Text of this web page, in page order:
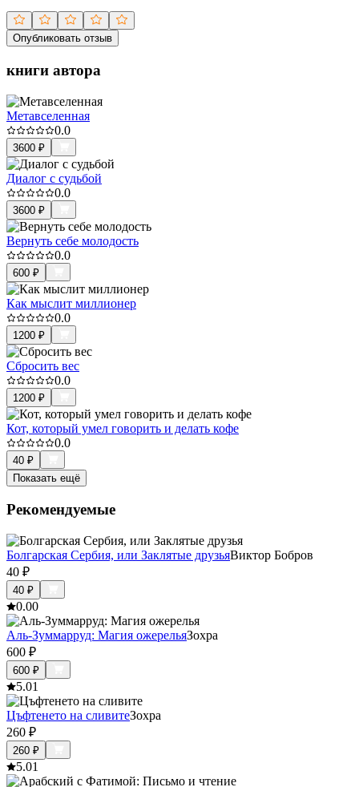
Опубликовать отзыв
книги автора
Метавселенная
0.0
3600 ₽
Диалог с судьбой
0.0
3600 ₽
Вернуть себе молодость
0.0
600 ₽
Как мыслит миллионер
0.0
1200 ₽
Сбросить вес
0.0
1200 ₽
Кот, который умел говорить и делать кофе
0.0
40 ₽
Показать ещё
Рекомендуемые
Болгарская Сербия, или Заклятые друзьяВиктор Бобров
40 ₽
40 ₽
0.00
Аль-Зуммарруд: Магия ожерельяЗохра
600 ₽
600 ₽
5.01
Цъфтенето на сливитеЗохра
260 ₽
260 ₽
5.01